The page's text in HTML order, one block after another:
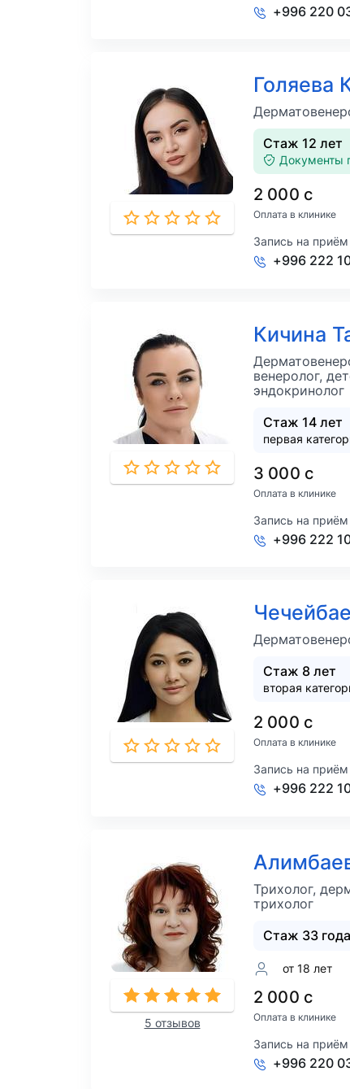
+996 220
Голяева
Стаж 12 лет
Документы
2 000 с
Оплата в клинике
Запись на приём
+996 222
Кичина
венеролог,
эндокринолог
Стаж 14 лет
первая
3 000 с
Оплата в клинике
Запись на приём
+996 222
Стаж 8 лет
вторая
2 000 с
Оплата в клинике
Запись на приём
+996 222
5 отзывов
Трихолог,
трихолог
Стаж 33 года
от 18 лет
2 000 с
Оплата в клинике
Запись на приём
+996 220